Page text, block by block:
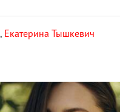
, Екатерина Тышкевич